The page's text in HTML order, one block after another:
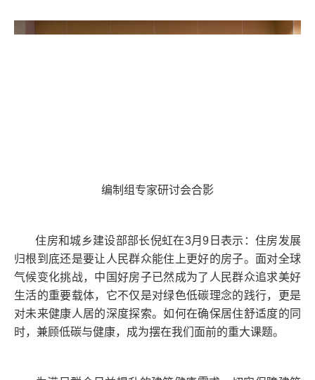
编制组专家研讨会合影
住房和城乡建设部部长倪虹在3月9日表示：住房发展
归根到底还是要让人民群众能住上更好的房子。面对全球
气候变化挑战，中国好房子已然成为了人民群众追求美好
生活的重要载体，它不仅是对绿色低碳理念的践行，更是
对未来健康人居的深度探索。如何在确保居住舒适度的同
时，兼顾低碳与健康，成为摆在我们面前的重大课题。